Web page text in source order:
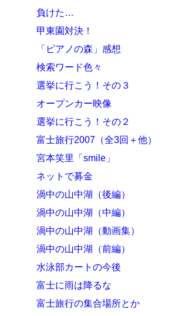
負けた…
甲東園対決！
「ピアノの森」感想
検索ワード色々
選挙に行こう！その３
オープンカー映像
選挙に行こう！その２
富士旅行2007（全3回＋他）
宮本笑里「smile」
ネットで募金
渦中の山中湖（後編）
渦中の山中湖（中編）
渦中の山中湖（動画集）
渦中の山中湖（前編）
水泳部カートの今後
富士に雨は降るな
富士旅行の集合場所とか